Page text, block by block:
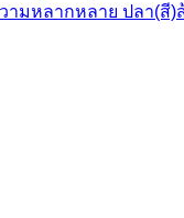
ามหลากหลาย ปลา(สี